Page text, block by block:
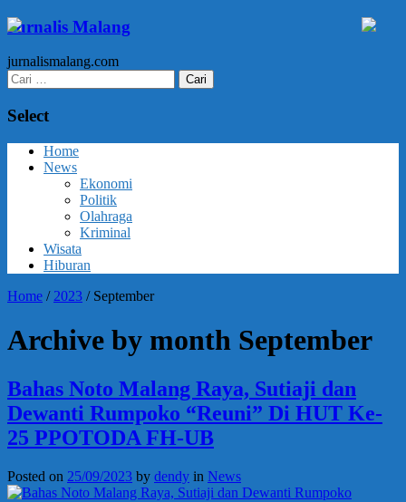
Jurnalis Malang
jurnalismalang.com
Cari
untuk:
Select
Home
News
Ekonomi
Politik
Olahraga
Kriminal
Wisata
Hiburan
Home / 2023 / September
Archive by month September
Bahas Noto Malang Raya, Sutiaji dan
Dewanti Rumpoko “Reuni” Di HUT Ke-
25 PPOTODA FH-UB
Posted on 25/09/2023 by dendy in News